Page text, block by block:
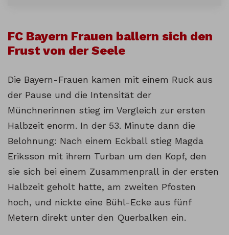
FC Bayern Frauen ballern sich den
Frust von der Seele
Die Bayern-Frauen kamen mit einem Ruck aus
der Pause und die Intensität der
Münchnerinnen stieg im Vergleich zur ersten
Halbzeit enorm. In der 53. Minute dann die
Belohnung: Nach einem Eckball stieg Magda
Eriksson mit ihrem Turban um den Kopf, den
sie sich bei einem Zusammenprall in der ersten
Halbzeit geholt hatte, am zweiten Pfosten
hoch, und nickte eine Bühl-Ecke aus fünf
Metern direkt unter den Querbalken ein.